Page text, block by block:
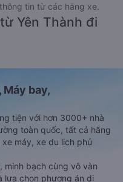
tin từ các hãng xe.
Yên Thành đi
bay,
tiện với hơn 3000+ nhà
toàn quốc, tất cả hãng
máy, xe du lịch phủ
minh bạch cùng vô vàn
lựa chọn phương án di